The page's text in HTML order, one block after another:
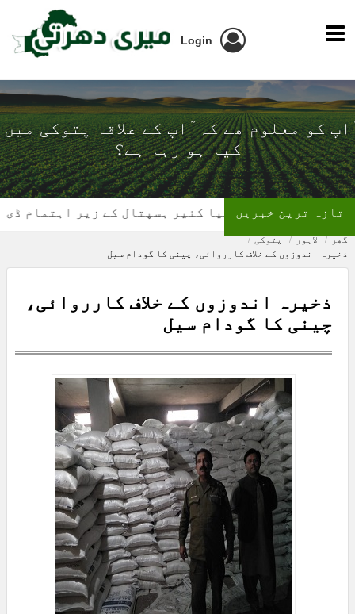
Login
ٓاپ کو معلوم ھے کہ ٓاپ کے علاقہ پتوکی میں
کیا ہو رہا ہے؟
تھیلیسیمیا کئیر ہسپتال کے زیر اہتمام ڈی ایس
تازہ ترین خبریں
گھر لاہور
پتوکی
ذخیرہ اندوزوں کے خلاف کارروائی، چینی کا گودام سیل
ذخیرہ اندوزوں کے خلاف کارروائی،
چینی کا گودام سیل